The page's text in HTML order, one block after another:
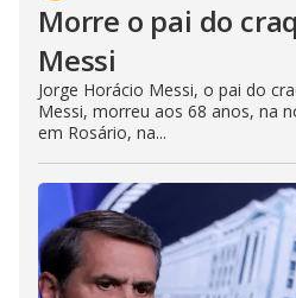
Morre o pai do
Messi
Jorge Horácio Messi, o pai do
Messi, morreu aos 68 anos, na
em Rosário, na...